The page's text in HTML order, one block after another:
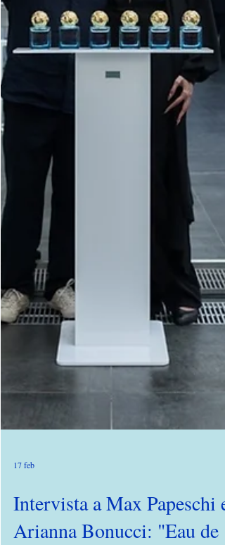
Intervista a Max Papeschi e